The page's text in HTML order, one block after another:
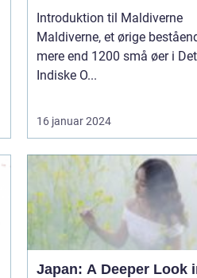
Introduktion til Maldiverne
Maldiverne, et ørige
mere end 1200 små øer i Det
Indiske O...
16 januar 2024
Japan: A Deeper Look